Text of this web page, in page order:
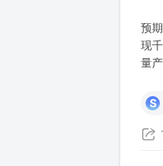
预
现
量
算
S